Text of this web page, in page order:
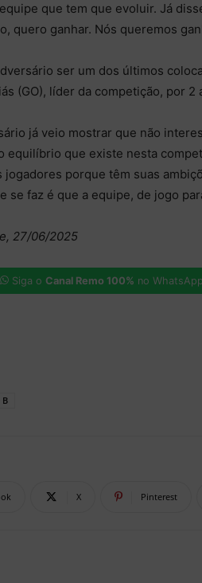
que tem que evoluir. Já
quero ganhar. Nós queremos
ser um dos últimos
(GO), líder da competição, por 2
já veio mostrar que não
equilíbrio que existe nesta
jogadores porque têm suas
se faz é que a equipe, de jogo
27/06/2025
Siga o Canal Remo 100% no WhatsApp
B
X Pinterest